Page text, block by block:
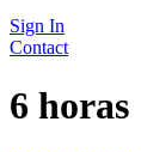
Sign In
Contact
6 horas